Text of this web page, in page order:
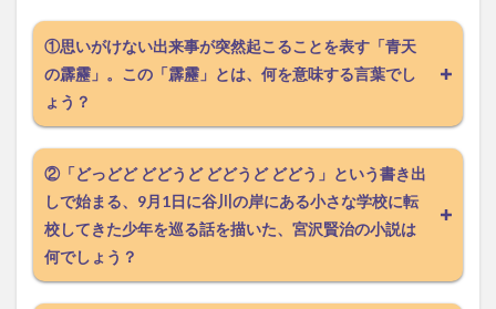
①思いがけない出来事が突然起こることを表す「青天
の霹靂」。この「霹靂」とは、何を意味する言葉でし
ょう？
②「どっどど どどうど どどうど どどう」という書き出
しで始まる、9月1日に谷川の岸にある小さな学校に転
校してきた少年を巡る話を描いた、宮沢賢治の小説は
何でしょう？